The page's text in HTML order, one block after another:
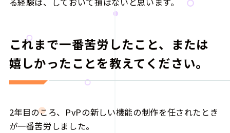
これまで一番苦労したこと、または
嬉しかったことを教えてください。
2年目のころ、PvPの新しい機能の制作を任されたとき
が一番苦労しました。